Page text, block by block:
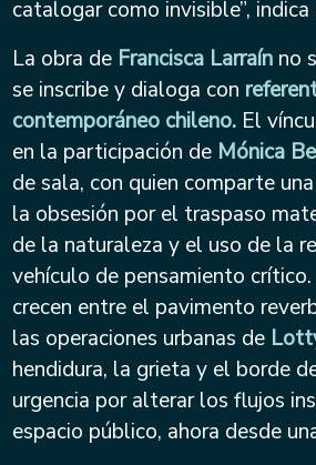
catalogar como invisible”,
La obra de Francisca Larraín no
se inscribe y dialoga con
contemporáneo chileno. El
en la participación de Mónica
de sala, con quien comparte
la obsesión por el traspaso
de la naturaleza y el uso de la
vehículo de pensamiento
crecen entre el pavimento
las operaciones urbanas de
hendidura, la grieta y el borde
urgencia por alterar los flujos
espacio público, ahora desde